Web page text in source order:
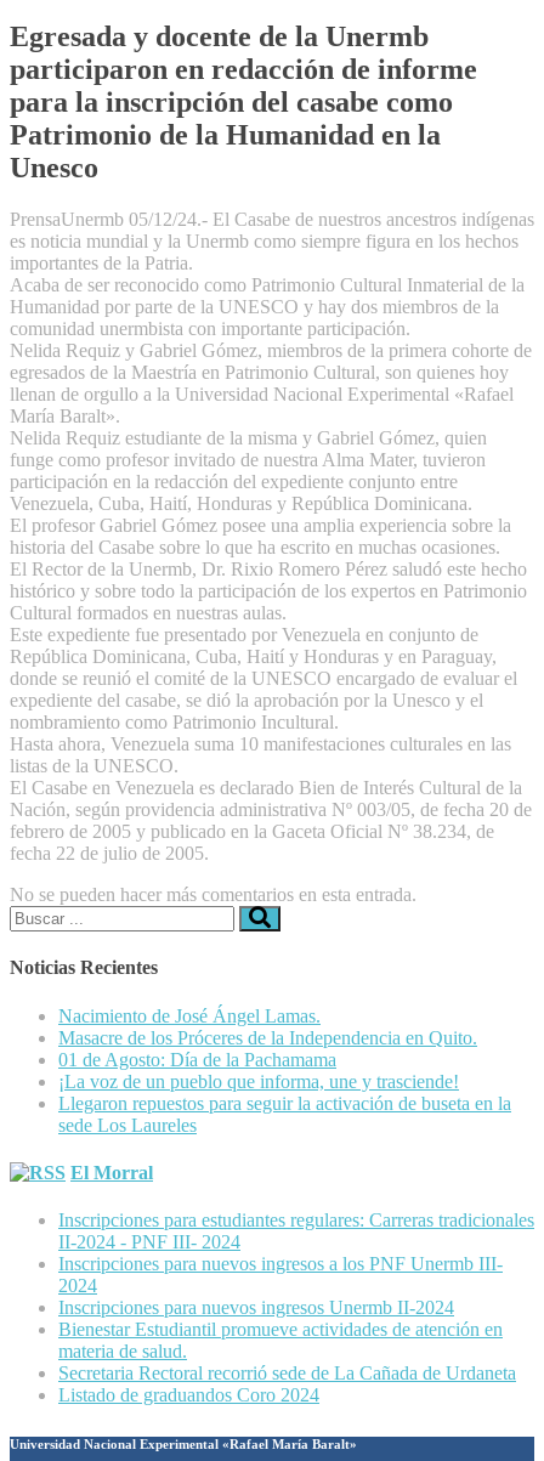
Egresada y docente de la Unermb
participaron en redacción de informe
para la inscripción del casabe como
Patrimonio de la Humanidad en la
Unesco
PrensaUnermb 05/12/24.- El Casabe de nuestros ancestros indígenas
es noticia mundial y la Unermb como siempre figura en los hechos
importantes de la Patria.
Acaba de ser reconocido como Patrimonio Cultural Inmaterial de la
Humanidad por parte de la UNESCO y hay dos miembros de la
comunidad unermbista con importante participación.
Nelida Requiz y Gabriel Gómez, miembros de la primera cohorte de
egresados de la Maestría en Patrimonio Cultural, son quienes hoy
llenan de orgullo a la Universidad Nacional Experimental «Rafael
María Baralt».
Nelida Requiz estudiante de la misma y Gabriel Gómez, quien
funge como profesor invitado de nuestra Alma Mater, tuvieron
participación en la redacción del expediente conjunto entre
Venezuela, Cuba, Haití, Honduras y República Dominicana.
El profesor Gabriel Gómez posee una amplia experiencia sobre la
historia del Casabe sobre lo que ha escrito en muchas ocasiones.
El Rector de la Unermb, Dr. Rixio Romero Pérez saludó este hecho
histórico y sobre todo la participación de los expertos en Patrimonio
Cultural formados en nuestras aulas.
Este expediente fue presentado por Venezuela en conjunto de
República Dominicana, Cuba, Haití y Honduras y en Paraguay,
donde se reunió el comité de la UNESCO encargado de evaluar el
expediente del casabe, se dió la aprobación por la Unesco y el
nombramiento como Patrimonio Incultural.
Hasta ahora, Venezuela suma 10 manifestaciones culturales en las
listas de la UNESCO.
El Casabe en Venezuela es declarado Bien de Interés Cultural de la
Nación, según providencia administrativa Nº 003/05, de fecha 20 de
febrero de 2005 y publicado en la Gaceta Oficial Nº 38.234, de
fecha 22 de julio de 2005.
No se pueden hacer más comentarios en esta entrada.
Buscar:
Noticias Recientes
Nacimiento de José Ángel Lamas.
Masacre de los Próceres de la Independencia en Quito.
01 de Agosto: Día de la Pachamama
¡La voz de un pueblo que informa, une y trasciende!
Llegaron repuestos para seguir la activación de buseta en la
sede Los Laureles
El Morral
Inscripciones para estudiantes regulares: Carreras tradicionales
II-2024 - PNF III- 2024
Inscripciones para nuevos ingresos a los PNF Unermb III-
2024
Inscripciones para nuevos ingresos Unermb II-2024
Bienestar Estudiantil promueve actividades de atención en
materia de salud.
Secretaria Rectoral recorrió sede de La Cañada de Urdaneta
Listado de graduandos Coro 2024
Universidad Nacional Experimental «Rafael María Baralt»